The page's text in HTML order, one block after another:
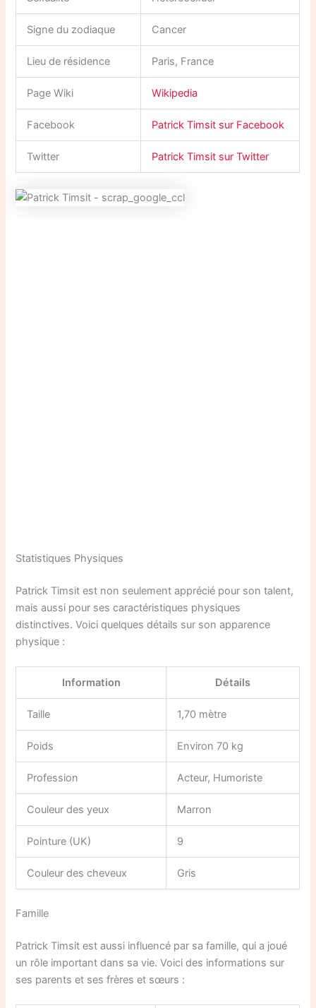
Signe du zodiaque Cancer
Lieu de résidence Paris, France
Page Wiki Wikipedia
Facebook Patrick Timsit sur Facebook
Twitter Patrick Timsit sur Twitter
Statistiques Physiques
Patrick Timsit est non seulement apprécié pour son talent,
mais aussi pour ses caractéristiques physiques
distinctives. Voici quelques détails sur son apparence
physique :
Information Détails
Taille 1,70 mètre
Poids Environ 70 kg
Profession Acteur, Humoriste
Couleur des yeux Marron
Pointure (UK) 9
Couleur des cheveux Gris
Famille
Patrick Timsit est aussi influencé par sa famille, qui a joué
un rôle important dans sa vie. Voici des informations sur
ses parents et ses frères et sœurs :